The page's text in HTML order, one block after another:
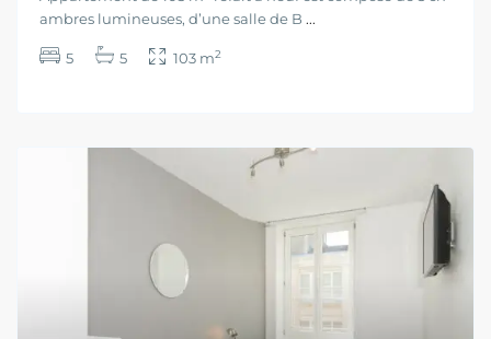
ambres lumineuses, d’une salle de B...
5 5 103 m2